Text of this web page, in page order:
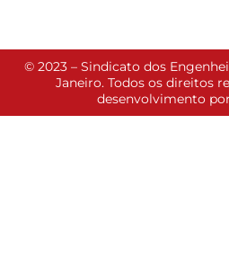
© 2023 – Sindicato dos
Janeiro. Todos os direitos
desenvolvimento por